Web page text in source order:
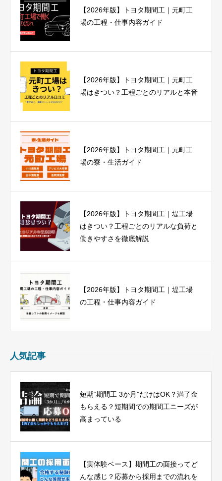
【2026年版】トヨタ期間工｜元町工
場の工程・仕事内容ガイド
【2026年版】トヨタ期間工｜元町工
場はきつい？工程ごとのリアルと本音
【2026年版】トヨタ期間工｜元町工
場の寮・生活ガイド
【2026年版】トヨタ期間工｜堤工場
はきつい？工程ごとのリアルな負荷と
働きやすさを徹底解説
【2026年版】トヨタ期間工｜堤工場
の工程・仕事内容ガイド
人気記事
短期“期間工 3か月”だけはOK？満了金
もらえる？短期間での期間工ニーズが
高まっている
【実体験ベース】期間工の面接ってど
んな感じ？応募から採用までの流れを